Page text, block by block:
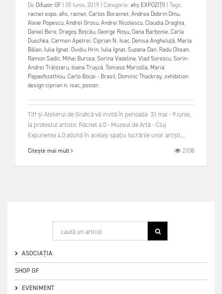
De Difuzor GF 05 Iunie, 2019 Categorie:afiș EXPOZIȚII
Tags:
racnet expo,afis,racnet,Carlos Boracnet,Andrea Dobrin Dinu,
Alexe Popescu,Andrei Grosu,Andrei Nicolescu,Claudia Draghia,
Daniel Bere, Dragoș Boțcău,George Roșu,Oana Barbonie,Carla
Duschka,Carmen Apetrei,Ciprian N. Isac, Denisa Angheluță, Maria
Bălan, Iulia Ignat,Ovidiu Hrin, Iulia Ignat,Suzana Dan, Radu Oltean,
Ramon Sadîc, Mihai Burcea,Sorina Vazelina,Vlad Sorescu,Sorin-
Andrei Trăistaru, Ioana Trușcă,Tomaso Marcolla, Maria
Papaefstathiou,Carlo Bocai - Brasil, Dominic Thackray,exhibition
design ciprian n. isac,poster,
Tiff și Atelierul de Grafică vă invită în perioada 31 mai - 9 iunie,
la protestul artistic Răcnet 4.0 - Muzeul de Artă - Cluj
Expunerea 4.0 adună în același spațiu lucrările unor artiști...
Citește mai mult 2108
ASOCIAȚIA
SHOP GF
EVENIMENT